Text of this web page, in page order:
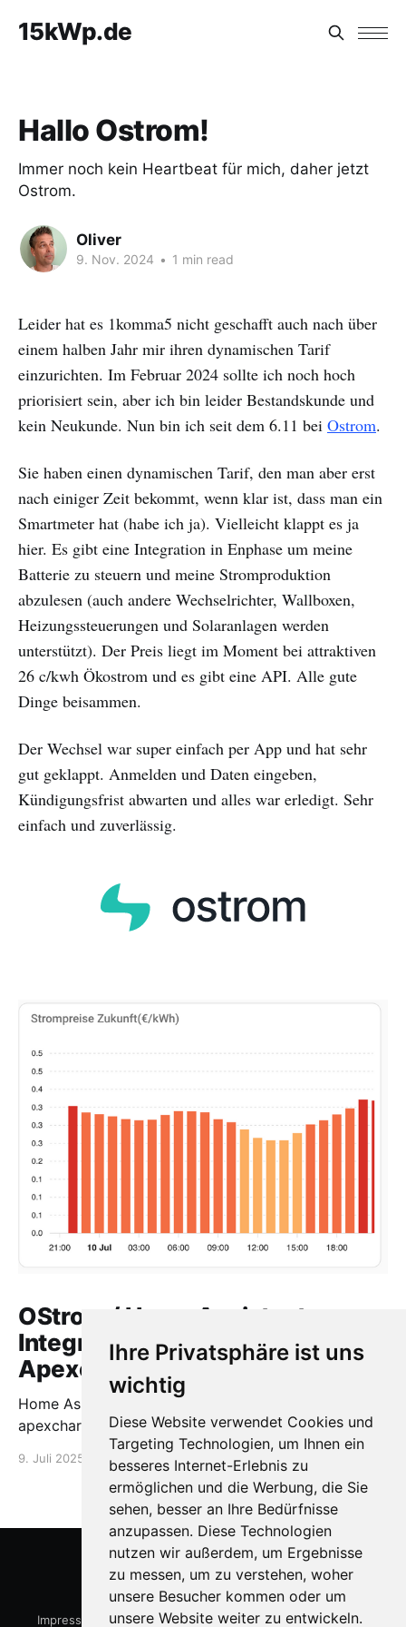
Ihre Privatsphäre ist uns
wichtig
Diese Website verwendet Cookies und
Targeting Technologien, um Ihnen ein
besseres Internet-Erlebnis zu
ermöglichen und die Werbung, die Sie
sehen, besser an Ihre Bedürfnisse
anzupassen. Diese Technologien
nutzen wir außerdem, um Ergebnisse
zu messen, um zu verstehen, woher
unsere Besucher kommen oder um
unsere Website weiter zu entwickeln.
15kWp.de
Hallo Ostrom!
Immer noch kein Heartbeat für mich, daher jetzt
Ostrom.
Oliver
9. Nov. 2024 • 1 min read
Leider hat es 1komma5 nicht geschafft auch nach über
einem halben Jahr mir ihren dynamischen Tarif
einzurichten. Im Februar 2024 sollte ich noch hoch
priorisiert sein, aber ich bin leider Bestandskunde und
kein Neukunde. Nun bin ich seit dem 6.11 bei Ostrom.
Sie haben einen dynamischen Tarif, den man aber erst
nach einiger Zeit bekommt, wenn klar ist, dass man ein
Smartmeter hat (habe ich ja). Vielleicht klappt es ja
hier. Es gibt eine Integration in Enphase um meine
Batterie zu steuern und meine Stromproduktion
abzulesen (auch andere Wechselrichter, Wallboxen,
Heizungssteuerungen und Solaranlagen werden
unterstützt). Der Preis liegt im Moment bei attraktiven
26 c/kwh Ökostrom und es gibt eine API. Alle gute
Dinge beisammen.
Der Wechsel war super einfach per App und hat sehr
gut geklappt. Anmelden und Daten eingeben,
Kündigungsfrist abwarten und alles war erledigt. Sehr
einfach und zuverlässig.
OStrom / Home Assistant
Integration via HACS +
Apexcharts
Home Assistant OStrom Integration via HACS +
apexcharts
9. Juli 2025 1 min read
15kWp.de© 2026
Impressum -Datenschutzerklärung-Cookie Einstellungen